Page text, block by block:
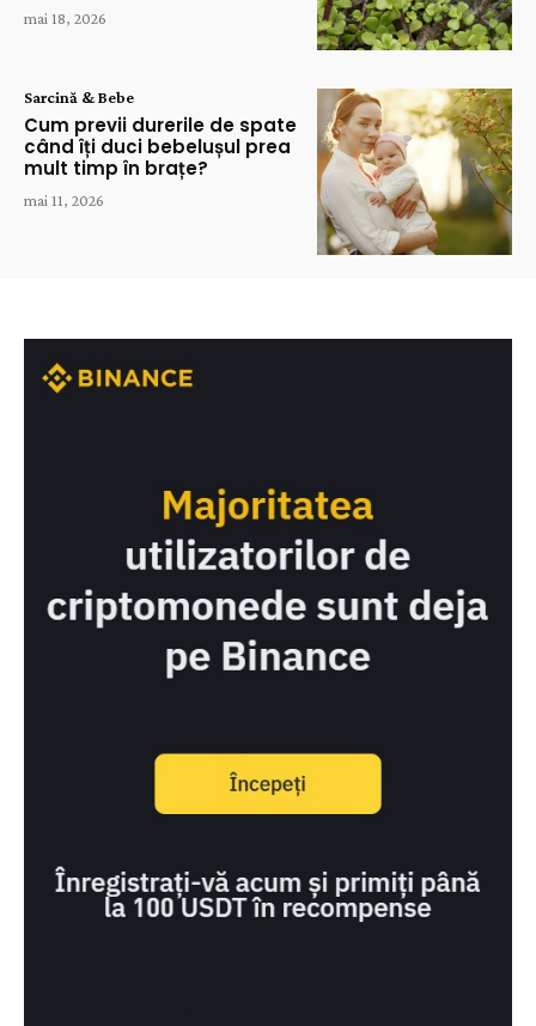
mai 18, 2026
Sarcină & Bebe
Cum previi durerile de spate
când îți duci bebelușul prea
mult timp în brațe?
mai 11, 2026